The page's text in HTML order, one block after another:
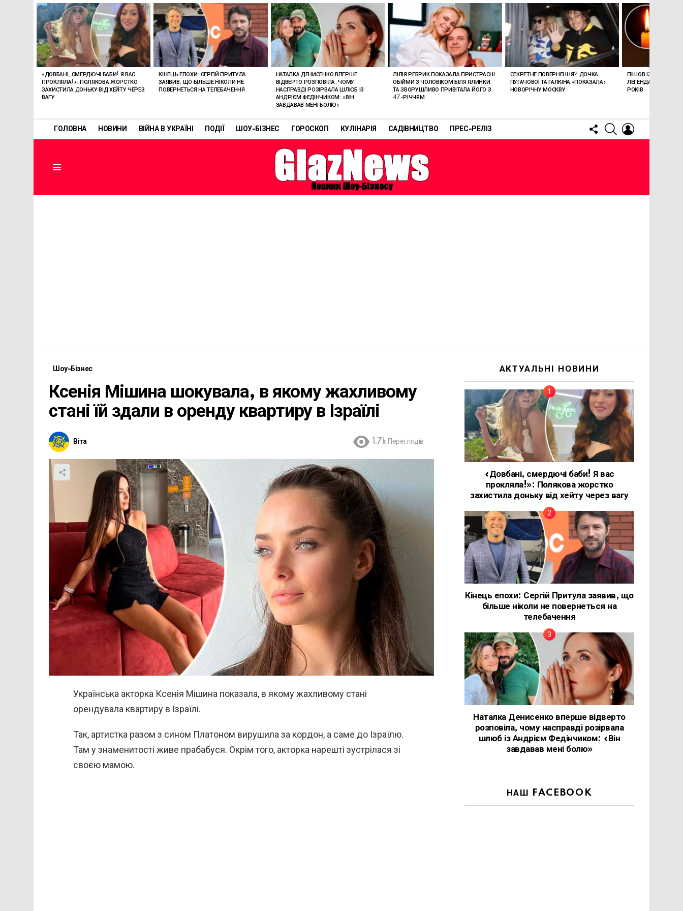
ГОЛОВНА НОВИНИ ВІЙНА В УКРАЇНІ ПОДІЇ ШОУ-БІЗНЕС ГОРОСКОП КУЛІНАРІЯ САДІВНИЦТВО ПРЕС-РЕЛІЗ
FOLLOW
US
SEARCH
ОСТАННІ
СТАТТІ
«ДОВБАНІ, СМЕРДЮЧІ БАБИ! Я ВАС
ПРОКЛЯЛА!»: ПОЛЯКОВА ЖОРСТКО
ЗАХИСТИЛА ДОНЬКУ ВІД ХЕЙТУ ЧЕРЕЗ
ВАГУ
КІНЕЦЬ ЕПОХИ: СЕРГІЙ ПРИТУЛА
ЗАЯВИВ, ЩО БІЛЬШЕ НІКОЛИ НЕ
ПОВЕРНЕТЬСЯ НА ТЕЛЕБАЧЕННЯ
НАТАЛКА ДЕНИСЕНКО ВПЕРШЕ
ВІДВЕРТО РОЗПОВІЛА, ЧОМУ
НАСПРАВДІ РОЗІРВАЛА ШЛЮБ ІЗ
АНДРІЄМ ФЕДІНЧИКОМ: «ВІН
ЗАВДАВАВ МЕНІ БОЛЮ»
ЛІЛІЯ РЕБРИК ПОКАЗАЛА ПРИСТРАСНІ
ОБІЙМИ З ЧОЛОВІКОМ БІЛЯ ЯЛИНКИ
ТА ЗВОРУШЛИВО ПРИВІТАЛА ЙОГО З
47-РІЧЧЯМ
СЕКРЕТНЕ ПОВЕРНЕННЯ? ДОЧКА
ПУГАЧОВОЇ ТА ГАЛКІНА «ПОКАЗАЛА»
НОВОРІЧНУ МОСКВУ
ПІШОВ ІЗ ЖИТТЯ
ЛЕГЕНДАРНОМУ
РОКІВ
Шоу-Бізнес
Ксенія Мішина шокувала, в якому жахливому
стані їй здали в оренду квартиру в Ізраїлі
Віта 1.7k Переглядів
Українська акторка Ксенія Мішина показала, в якому жахливому стані
орендувала квартиру в Ізраїлі.
Так, артистка разом з сином Платоном вирушила за кордон, а саме до Ізраїлю.
Там у знаменитості живе прабабуся. Окрім того, акторка нарешті зустрілася зі
своєю мамою.
АКТУАЛЬНІ НОВИНИ
«Довбані, смердючі баби! Я вас
прокляла!»: Полякова жорстко
захистила доньку від хейту через вагу
Кінець епохи: Сергій Притула заявив, що
більше ніколи не повернеться на
телебачення
Наталка Денисенко вперше відверто
розповіла, чому насправді розірвала
шлюб із Андрієм Федінчиком: «Він
завдавав мені болю»
НАШ FACEBOOK